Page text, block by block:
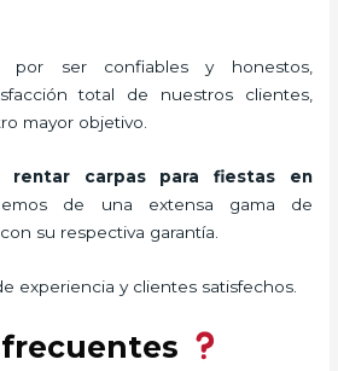
por ser confiables y honestos,
total de nuestros clientes,
mayor objetivo.
rentar carpas para fiestas
en
de una extensa gama de
su respectiva garantía.
experiencia y clientes satisfechos.